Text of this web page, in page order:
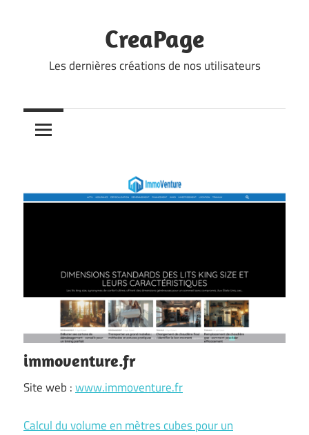
CreaPage
Les dernières créations de nos utilisateurs
immoventure.fr
Site web :www.immoventure.fr
Calcul du volume en mètres cubes pour un